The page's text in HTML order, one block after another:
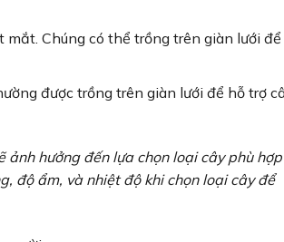
Chúng có thể trồng trên giàn lưới để
được trồng trên giàn lưới để hỗ trợ
hưởng đến lựa chọn loại cây phù hợp
độ ẩm, và nhiệt độ khi chọn loại cây để